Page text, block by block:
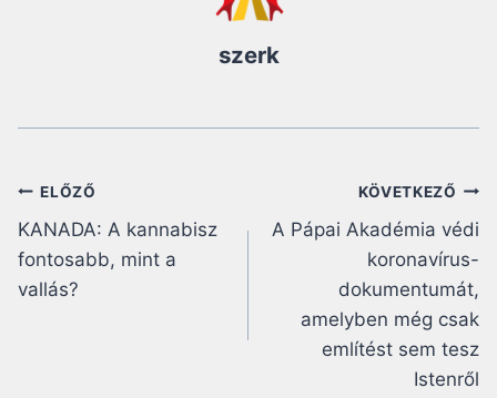
szerk
Bejegyzés
navigáció
ELŐZŐ
KANADA: A kannabisz
fontosabb, mint a
vallás?
KÖVETKEZŐ
A Pápai Akadémia védi
koronavírus-
dokumentumát,
amelyben még csak
említést sem tesz
Istenről